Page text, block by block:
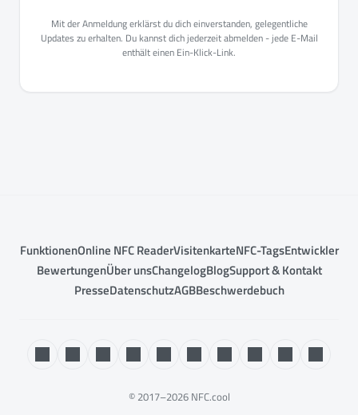
Mit der Anmeldung erklärst du dich einverstanden, gelegentliche
Updates zu erhalten. Du kannst dich jederzeit abmelden - jede E-Mail
enthält einen Ein-Klick-Link.
© 2017–2026 NFC.cool
FunktionenOnline NFC ReaderVisitenkarteNFC-TagsEntwickler
BewertungenÜber unsChangelogBlogSupport & Kontakt
PresseDatenschutzAGBBeschwerdebuch